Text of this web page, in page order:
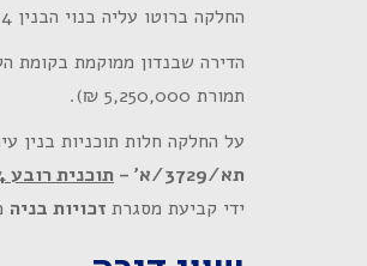
החלקה ברוטו עליה בנוי הבנין 774 מ"ר.
תמורת 5,250,000 ₪).
על החלקה חלות תוכניות בנין עיר
תא/3729/א' –
תוכנית רובע 4
ידי קביעת מסגרת זכויות בניה